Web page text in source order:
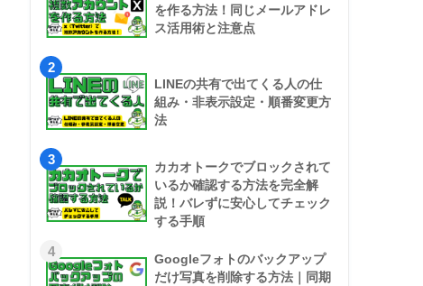
を作る方法！同じメールアドレ
ス活用術と注意点
2
LINEの共有で出てくる人の仕
組み・非表示設定・順番変更方
法
3
カカオトークでブロックされて
いるか確認する方法を完全解
説！バレずに安心してチェック
する手順
4
Googleフォトのバックアップ
だけ写真を削除する方法｜同期